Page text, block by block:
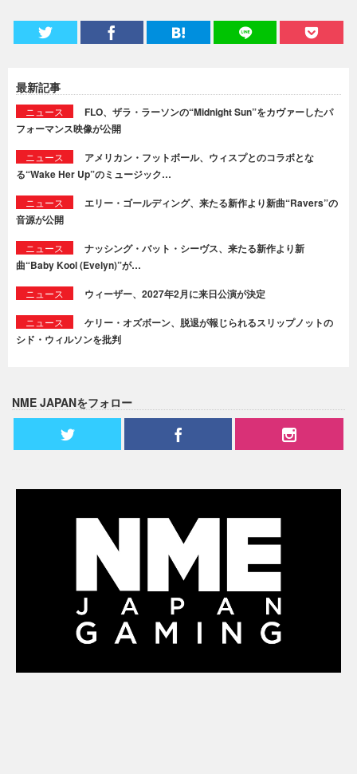
最新記事
ニュース
FLO、ザラ・ラーソンの“Midnight Sun”をカヴァーしたパ
フォーマンス映像が公開
ニュース
アメリカン・フットボール、ウィスプとのコラボとな
る“Wake Her Up”のミュージック…
ニュース
エリー・ゴールディング、来たる新作より新曲“Ravers”の
音源が公開
ニュース
ナッシング・バット・シーヴス、来たる新作より新
曲“Baby Kool (Evelyn)”が…
ニュース ウィーザー、2027年2月に来日公演が決定
ニュース
ケリー・オズボーン、脱退が報じられるスリップノットの
シド・ウィルソンを批判
NME JAPANをフォロー